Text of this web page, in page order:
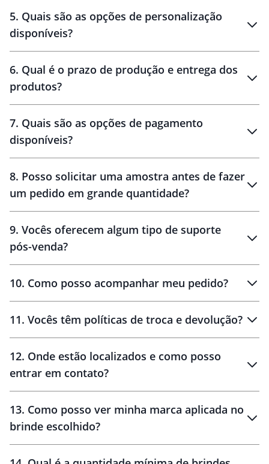
brinde
personalização
amostra virtual
5. Quais são as opções de personalização
disponíveis?
6. Qual é o prazo de produção e entrega dos
produtos?
10 dias
brinde
48 horas
7. Quais são as opções de pagamento
disponíveis?
8. Posso solicitar uma amostra antes de fazer
um pedido em grande quantidade?
amostras
9. Vocês oferecem algum tipo de suporte
pós-venda?
10. Como posso acompanhar meu pedido?
11. Vocês têm políticas de troca e devolução?
30 dias
12. Onde estão localizados e como posso
entrar em contato?
13. Como posso ver minha marca aplicada no
brinde escolhido?